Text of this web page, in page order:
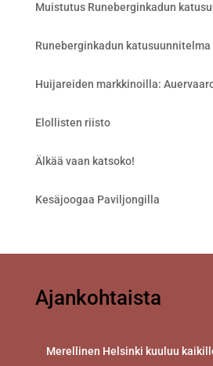
Muistutus Runeberginkadun
Runeberginkadun katusuunnitelma
Huijareiden markkinoilla:
Elollisten riisto
Älkää vaan katsoko!
Kesäjoogaa Paviljongilla
Ajankohtaista
Merellinen Helsinki kuuluu